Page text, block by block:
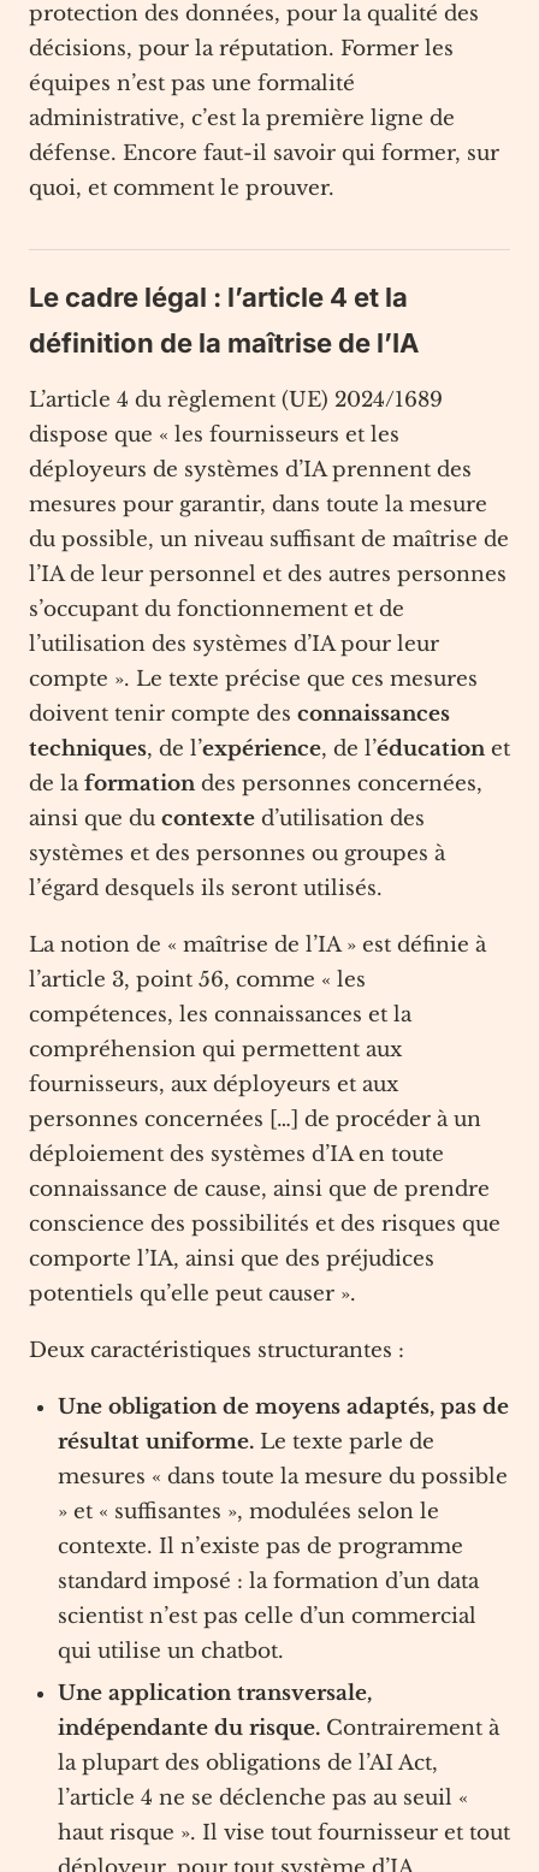
protection des données, pour la qualité des
décisions, pour la réputation. Former les
équipes n’est pas une formalité
administrative, c’est la première ligne de
défense. Encore faut-il savoir qui former, sur
quoi, et comment le prouver.
Le cadre légal : l’article 4 et la
définition de la maîtrise de l’IA
L’article 4 du règlement (UE) 2024/1689
dispose que « les fournisseurs et les
déployeurs de systèmes d’IA prennent des
mesures pour garantir, dans toute la mesure
du possible, un niveau suffisant de maîtrise de
l’IA de leur personnel et des autres personnes
s’occupant du fonctionnement et de
l’utilisation des systèmes d’IA pour leur
compte ». Le texte précise que ces mesures
doivent tenir compte des connaissances
techniques, de l’expérience, de l’éducation et
de laformation des personnes concernées,
ainsi que du contexte d’utilisation des
systèmes et des personnes ou groupes à
l’égard desquels ils seront utilisés.
La notion de « maîtrise de l’IA » est définie à
l’article 3, point 56, comme « les
compétences, les connaissances et la
compréhension qui permettent aux
fournisseurs, aux déployeurs et aux
personnes concernées […] de procéder à un
déploiement des systèmes d’IA en toute
connaissance de cause, ainsi que de prendre
conscience des possibilités et des risques que
comporte l’IA, ainsi que des préjudices
potentiels qu’elle peut causer ».
Deux caractéristiques structurantes :
Une obligation de moyens adaptés, pas de
résultat uniforme. Le texte parle de
mesures « dans toute la mesure du possible
» et « suffisantes », modulées selon le
contexte. Il n’existe pas de programme
standard imposé : la formation d’un data
scientist n’est pas celle d’un commercial
qui utilise un chatbot.
Une application transversale,
indépendante du risque. Contrairement à
la plupart des obligations de l’AI Act,
l’article 4 ne se déclenche pas au seuil «
haut risque ». Il vise tout fournisseur et tout